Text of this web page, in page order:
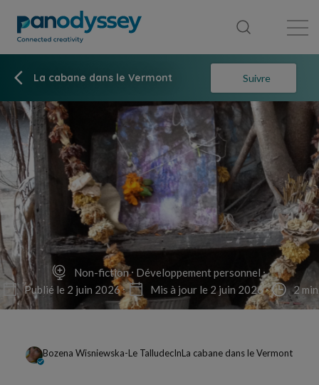
La cabane dans le Vermont Suivre
Non-fiction
Développement personnel
Publié le 2 juin 2026
Mis à jour le 2 juin 2026 2 min
Bozena Wisniewska-Le TalludecInLa cabane dans le Vermont